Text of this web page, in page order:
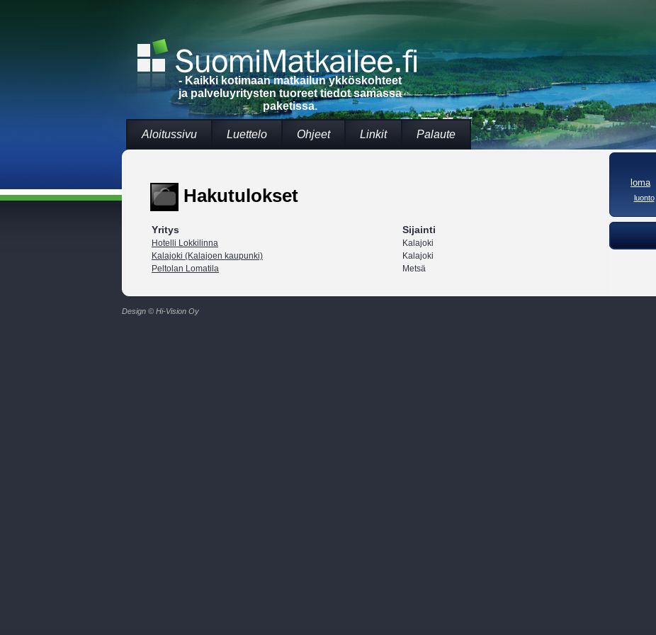
- Kaikki kotimaan matkailun ykköskohteet
ja palveluyritysten tuoreet tiedot samassa
paketissa.
Aloitussivu Luettelo Ohjeet Linkit Palaute
Hakutulokset
Yritys Sijainti
Hotelli Lokkilinna
Kalajoki
Kalajoki (Kalajoen kaupunki)
Kalajoki
Peltolan Lomatila
Metsä
loma
luonto
Design © Hi-Vision Oy